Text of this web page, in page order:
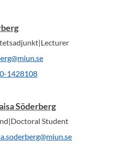
1428108
Söderberg
Student